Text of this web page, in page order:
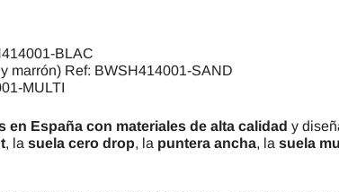
BLAC
marrón) Ref: BWSH414001-SAND
MULTI
en España con materiales de alta calidad y
, la suela cero drop, la puntera ancha, la suela